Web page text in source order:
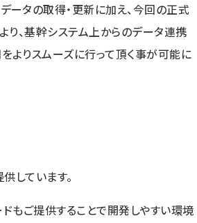
ータの取得・更新に加え、今回の正式
り、基幹システム上からのデータ連携
よりスムーズに行って頂く事が可能に
しています。
もご提供することで開発しやすい環境